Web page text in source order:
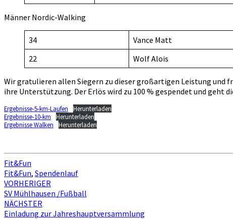
Männer Nordic-Walking
34 Vance Matt
22
Wolf Alois
Wir gratulieren allen Siegern zu dieser großartigen Leistung und
ihre Unterstützung. Der Erlös wird zu 100 % gespendet und geht
Ergebnisse-5-km-Laufen
Herunterladen
Ergebnisse-10-km
Herunterladen
Ergebnisse Walken
Herunterladen
Fit&Fun
Fit&Fun, Spendenlauf
Beitragsnavigation
VORHERIGER
SV Mühlhausen /Fußball
NÄCHSTER
Einladung zur Jahreshauptversammlung